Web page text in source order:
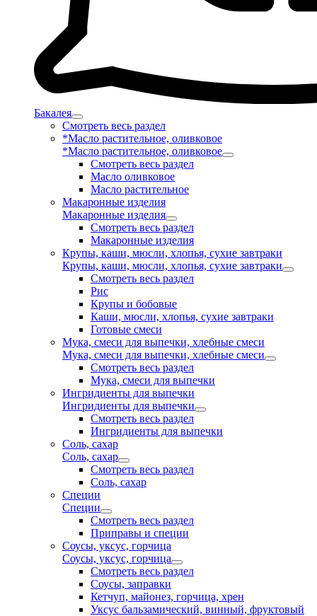
Бакалея
Смотреть весь раздел
*Масло растительное, оливковое
*Масло растительное, оливковое
Смотреть весь раздел
Масло оливковое
Масло растительное
Макаронные изделия
Макаронные изделия
Смотреть весь раздел
Макаронные изделия
Крупы, каши, мюсли, хлопья, сухие завтраки
Крупы, каши, мюсли, хлопья, сухие завтраки
Смотреть весь раздел
Рис
Крупы и бобовые
Каши, мюсли, хлопья, сухие завтраки
Готовые смеси
Мука, смеси для выпечки, хлебные смеси
Мука, смеси для выпечки, хлебные смеси
Смотреть весь раздел
Мука, смеси для выпечки
Ингридиенты для выпечки
Ингридиенты для выпечки
Смотреть весь раздел
Ингридиенты для выпечки
Соль, сахар
Соль, сахар
Смотреть весь раздел
Соль, сахар
Специи
Специи
Смотреть весь раздел
Приправы и специи
Соусы, уксус, горчица
Соусы, уксус, горчица
Смотреть весь раздел
Соусы, заправки
Кетчуп, майонез, горчица, хрен
Уксус бальзамический, винный, фруктовый